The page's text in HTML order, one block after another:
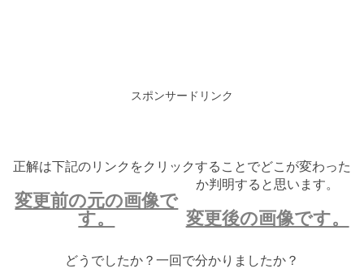
スポンサードリンク
正解は下記のリンクをクリックすることでどこが変わった
か判明すると思います。
変更前の元の画像で
す。
変更後の画像です。
どうでしたか？一回で分かりましたか？